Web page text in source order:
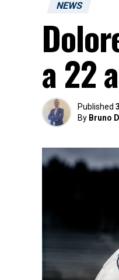
NEWS
a 22
Published
By Bruno